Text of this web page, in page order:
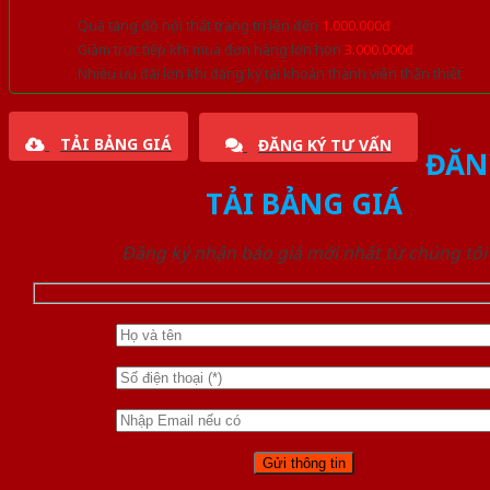
Quà tặng đồ nội thất trang trí lên đến 1.000.000đ
Giảm trực tiếp khi mua đơn hàng lớn hơn 3.000.000đ
Nhiều ưu đãi lớn khi đăng ký tài khoản thành viên thân thiết
TẢI BẢNG GIÁ ĐĂNG KÝ TƯ VẤN
TẢI BẢNG GIÁ
Đăng ký nhận báo giá mới nhất từ chúng tôi